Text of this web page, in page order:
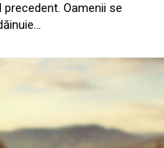
Oamenii se